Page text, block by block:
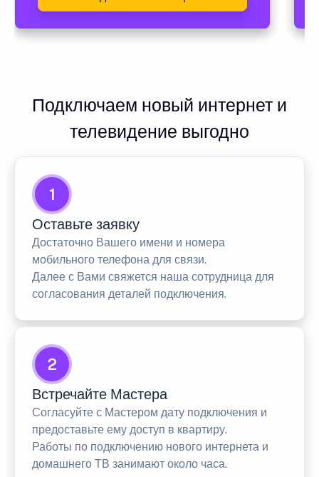
Подключаем новый интернет и
телевидение выгодно
1
Оставьте заявку
Достаточно Вашего имени и номера
мобильного телефона для связи.
Далее с Вами свяжется наша сотрудница для
согласования деталей подключения.
2
Встречайте Мастера
Согласуйте с Мастером дату подключения и
предоставьте ему доступ в квартиру.
Работы по подключению нового интернета и
домашнего ТВ занимают около часа.